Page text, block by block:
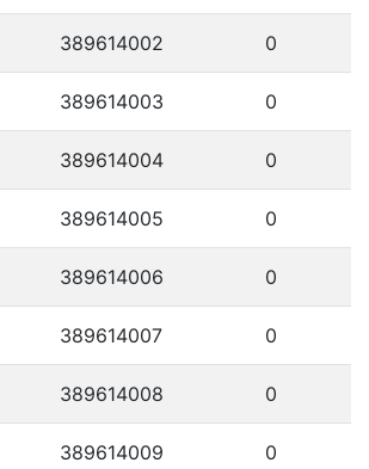
389614002 0
389614003 0
389614004 0
389614005 0
389614006 0
389614007 0
389614008 0
389614009 0